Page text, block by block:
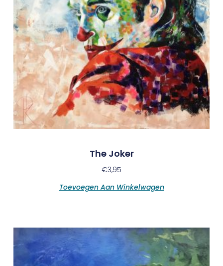
The Joker
€3,95
Toevoegen Aan Winkelwagen